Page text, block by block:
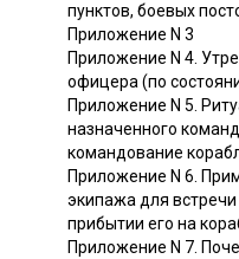
пунктов, боевых
Приложение N 3
Приложение N 4.
офицера (по
Приложение N 5.
назначенного
командование
Приложение N 6.
экипажа для
прибытии его на
Приложение N 7.